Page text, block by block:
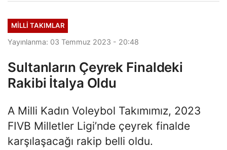
MILLI TAKIMLAR
Yayınlanma: 03 Temmuz 2023 - 20:48
Sultanların Çeyrek Finaldeki
Rakibi İtalya Oldu
A Milli Kadın Voleybol Takımımız, 2023
FIVB Milletler Ligi’nde çeyrek finalde
karşılaşacağı rakip belli oldu.